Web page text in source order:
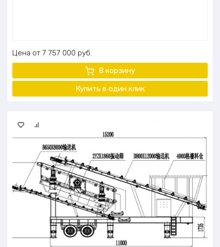
Цена 7 757 000 руб.
В корзину
Купить в один клик